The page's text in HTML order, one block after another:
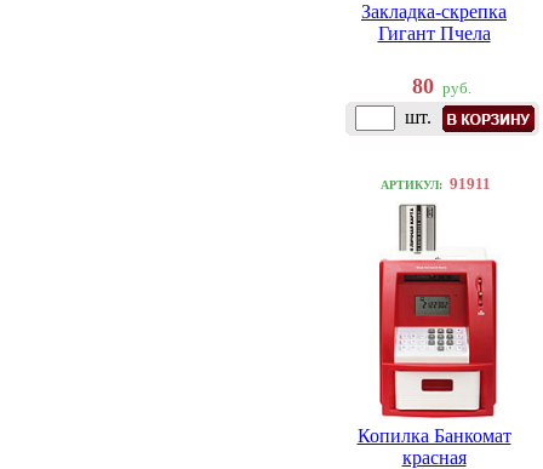
Закладка-скрепка
Гигант Пчела
80 руб.
шт.
АРТИКУЛ: 91911
Копилка Банкомат
красная